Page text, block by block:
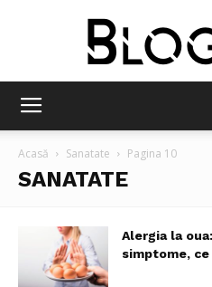
Acasă Sanatate Pagina 10
SANATATE
Alergia la
simptome,